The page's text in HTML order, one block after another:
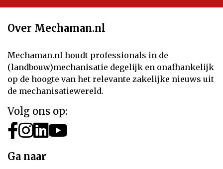
Over Mechaman.nl
Mechaman.nl houdt professionals in de
(landbouw)mechanisatie degelijk en onafhankelijk
op de hoogte van het relevante zakelijke nieuws uit
de mechanisatiewereld.
Volg ons op:
Ga naar